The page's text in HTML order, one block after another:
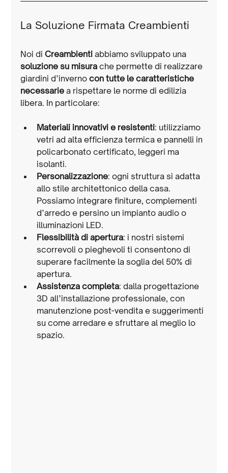
La Soluzione Firmata Creambienti
Noi di Creambienti abbiamo sviluppato una
soluzione su misura che permette di realizzare
giardini d’inverno con tutte le caratteristiche
necessarie a rispettare le norme di edilizia
libera. In particolare:
Materiali innovativi e resistenti: utilizziamo
vetri ad alta efficienza termica e pannelli in
policarbonato certificato, leggeri ma
isolanti.
Personalizzazione: ogni struttura si adatta
allo stile architettonico della casa.
Possiamo integrare finiture, complementi
d’arredo e persino un impianto audio o
illuminazioni LED.
Flessibilità di apertura: i nostri sistemi
scorrevoli o pieghevoli ti consentono di
superare facilmente la soglia del 50% di
apertura.
Assistenza completa: dalla progettazione
3D all’installazione professionale, con
manutenzione post-vendita e suggerimenti
su come arredare e sfruttare al meglio lo
spazio.